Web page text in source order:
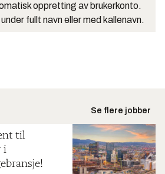
oppretting av brukerkonto.
fullt navn eller med kallenavn.
Se flere jobber
til
i